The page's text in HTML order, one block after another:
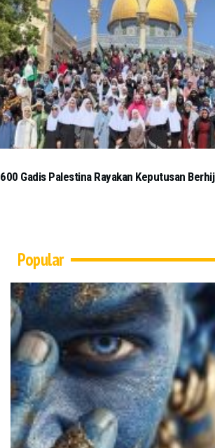
600 Gadis Palestina Rayakan Keputusan
Popular